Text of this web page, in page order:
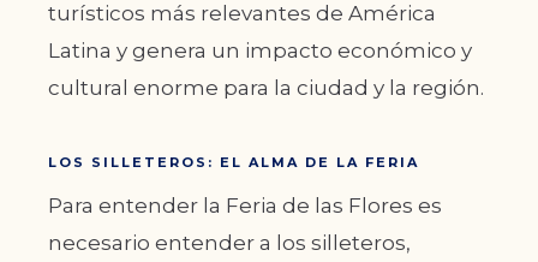
turísticos más relevantes de América
Latina y genera un impacto económico y
cultural enorme para la ciudad y la región.
LOS SILLETEROS: EL ALMA DE LA FERIA
Para entender la Feria de las Flores es
necesario entender a los silleteros,